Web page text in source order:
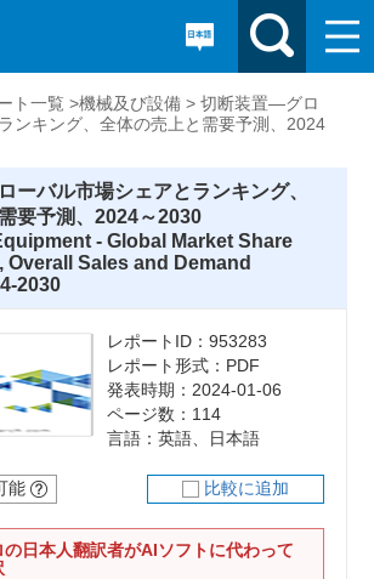
ト一覧 >機械及び設備 > 切断装置―グロ
ンキング、全体の売上と需要予測、2024
ーバル市場シェアとランキング、
要予測、2024～2030
- Global Market Share
Sales and Demand
2030
レポートID：953283
レポート形式：PDF
発表時期：2024-01-06
ページ数：114
言語：英語、日本語
能 比較に追加
の日本人翻訳者がAIソフトに代わって